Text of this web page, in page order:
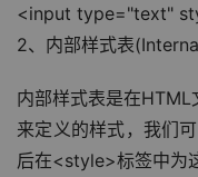
<input type="text"
2、内部样式表
内部样式表是在
来定义的样式，我们
后在<style>标签中为